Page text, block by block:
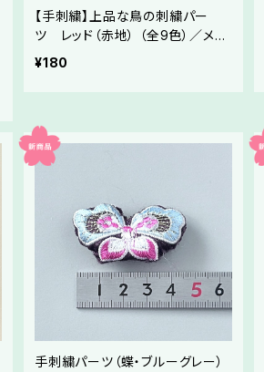
【手刺繍】上品な鳥の刺繍パー
ツ レッド（赤地） （全9色）／メド
ゥプ・ハンドメイド素材
¥180
手刺繍パーツ（蝶・ブルーグレー）